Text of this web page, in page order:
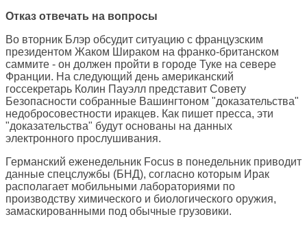
Отказ отвечать на вопросы
Во вторник Блэр обсудит ситуацию с французским
президентом Жаком Шираком на франко-британском
саммите - он должен пройти в городе Туке на севере
Франции. На следующий день американский
госсекретарь Колин Пауэлл представит Совету
Безопасности собранные Вашингтоном "доказательства"
недобросовестности иракцев. Как пишет пресса, эти
"доказательства" будут основаны на данных
электронного прослушивания.
Германский еженедельник Focus в понедельник приводит
данные спецслужбы (БНД), согласно которым Ирак
располагает мобильными лабораториями по
производству химического и биологического оружия,
замаскированными под обычные грузовики.